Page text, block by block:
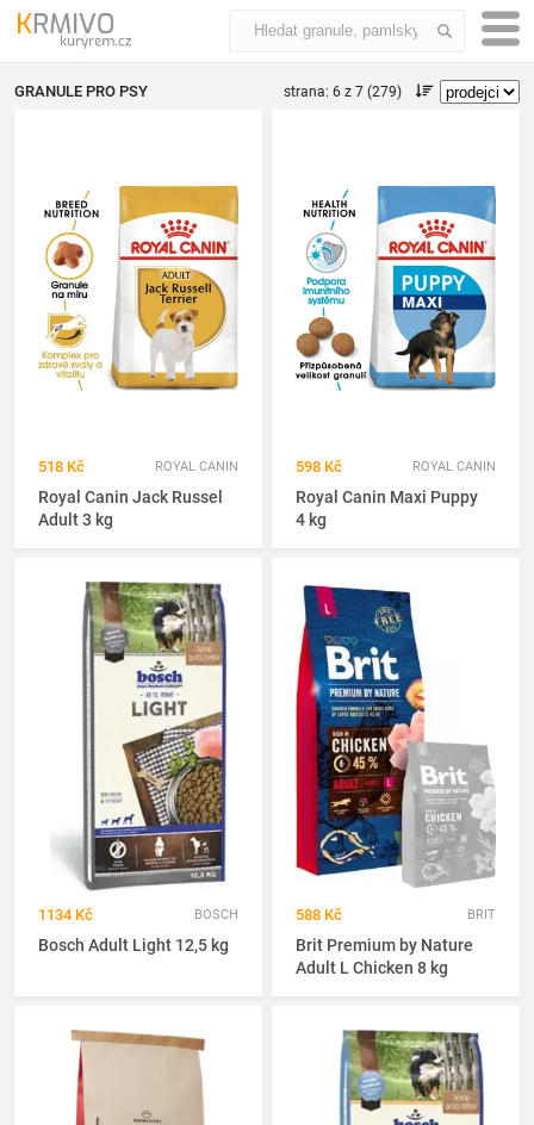
GRANULE PRO PSY strana: 6 z 7 (279)
518 Kč ROYAL CANIN
Royal Canin Jack Russel
Adult 3 kg
598 Kč ROYAL CANIN
Royal Canin Maxi Puppy
4 kg
1134 Kč BOSCH
Bosch Adult Light 12,5 kg
588 Kč BRIT
Brit Premium by Nature
Adult L Chicken 8 kg